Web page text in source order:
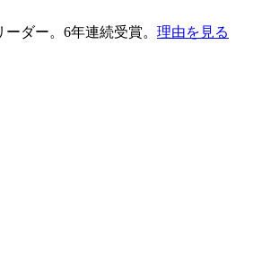
ダー。6年連続受賞。 理由を見る